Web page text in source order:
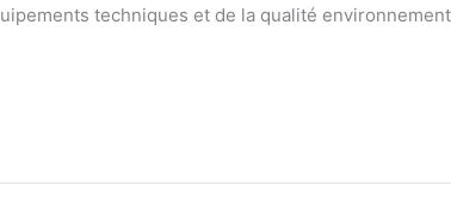
techniques et de la qualité